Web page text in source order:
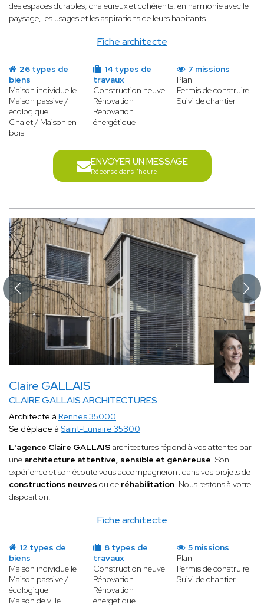
Fiche architecte
des espaces durables, chaleureux et cohérents, en harmonie avec le
paysage, les usages et les aspirations de leurs habitants.
26 types de
biens
Maison individuelle
Maison passive /
écologique
Chalet / Maison en
bois
14 types de
travaux
Construction neuve
Rénovation
Rénovation
énergétique
7 missions
Plan
Permis de construire
Suivi de chantier
ENVOYER UN MESSAGE
Réponse dans l'heure
Claire GALLAIS
CLAIRE GALLAIS ARCHITECTURES
Fiche architecte
Architecte à Rennes 35000
Se déplace à Saint-Lunaire 35800
L'agence Claire GALLAIS architectures répond à vos attentes par
une architecture attentive, sensible et généreuse. Son
expérience et son écoute vous accompagneront dans vos projets de
constructions neuves ou de réhabilitation. Nous restons à votre
disposition.
12 types de
biens
Maison individuelle
Maison passive /
écologique
Maison de ville
8 types de
travaux
Construction neuve
Rénovation
Rénovation
énergétique
5 missions
Plan
Permis de construire
Suivi de chantier